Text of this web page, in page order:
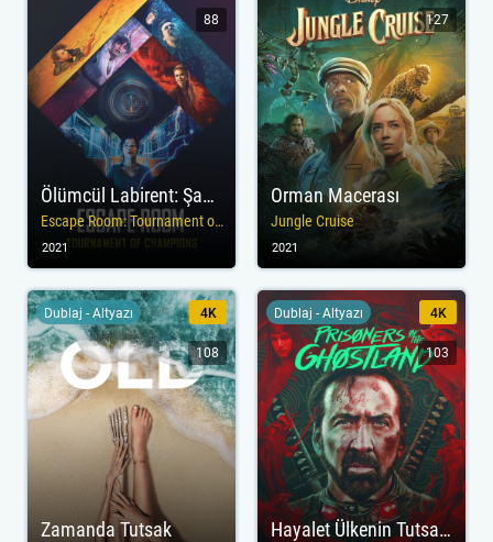
Ölümcül Labirent: Şampiyonlar Turnuvası
Escape Room: Tournament of Champions
88
2021
Orman Macerası
Jungle Cruise
127
2021
Zamanda Tutsak
Dublaj - Altyazı 4K
108
Hayalet Ülkenin Tutsakları
Dublaj - Altyazı 4K
103